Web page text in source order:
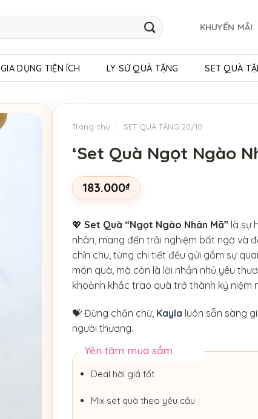
KHUYẾN MÃI
GIA DỤNG TIỆN ÍCH LY SỨ QUÀ TẶNG SET QUÀ
Trang chủ / SET QUÀ TẶNG 20/10
‘Set Quà Ngọt Ngào
183.000₫
💖 Set Quà “Ngọt Ngào Nhân Mã” là sự
nhân, mang đến trải nghiệm bất ngờ và
chỉn chu, từng chi tiết đều gửi gắm sự
món quà, mà còn là lời nhắn nhủ yêu
khoảnh khắc trao quà trở thành kỷ niệm
💝 Đừng chần chừ, Kayla luôn sẵn sàng
người thương.
Yên tâm mua sắm
Deal hời giá tốt
Mix set quà theo yêu cầu